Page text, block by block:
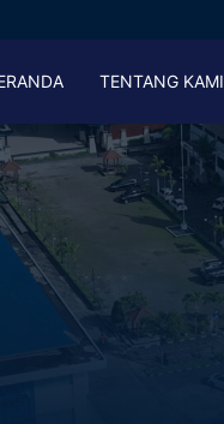
TENTANG KAMI